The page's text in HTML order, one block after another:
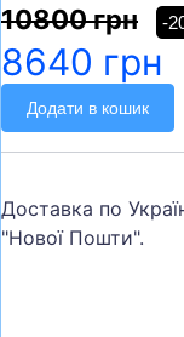
10800 грн -
8640 грн
Додати в кошик
Доставка по
"Нової Пошти".